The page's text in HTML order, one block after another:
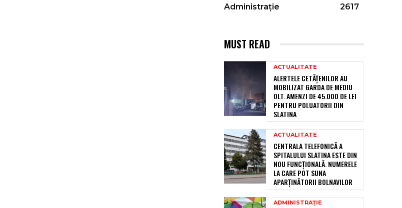
Administrație
2617
MUST READ
ACTUALITATE
ALERTELE CETĂȚENILOR AU
MOBILIZAT GARDA DE MEDIU
OLT. AMENZI DE 45.000 DE LEI
PENTRU POLUATORII DIN
SLATINA
ACTUALITATE
CENTRALA TELEFONICĂ A
SPITALULUI SLATINA ESTE DIN
NOU FUNCȚIONALĂ. NUMERELE
LA CARE POT SUNA
APARȚINĂTORII BOLNAVILOR
ADMINISTRAȚIE